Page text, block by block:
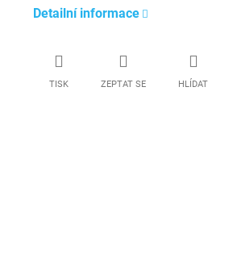
Detailní informace
TISK ZEPTAT SE HLÍDAT